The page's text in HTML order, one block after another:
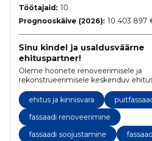
Töötajaid: 10
Prognooskäive (2026): 10 403 897
Sinu kindel ja usaldusväärne
ehituspartner!
Oleme hoonete renoveerimisele ja
rekonstrueerimisele keskenduv
hoone.
ehitus ja kinnisvara
fassaadi renoveerimine
fassaadi soojustamine